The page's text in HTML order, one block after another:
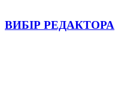
ВИБІР РЕДАКТОРА